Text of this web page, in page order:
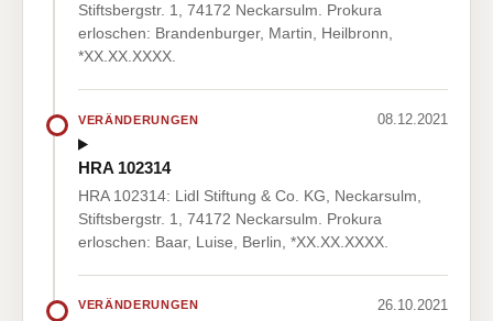
Stiftsbergstr. 1, 74172 Neckarsulm. Prokura
erloschen: Brandenburger, Martin, Heilbronn,
*XX.XX.XXXX.
VERÄNDERUNGEN 08.12.2021
HRA 102314
HRA 102314: Lidl Stiftung & Co. KG, Neckarsulm,
Stiftsbergstr. 1, 74172 Neckarsulm. Prokura
erloschen: Baar, Luise, Berlin, *XX.XX.XXXX.
VERÄNDERUNGEN 26.10.2021